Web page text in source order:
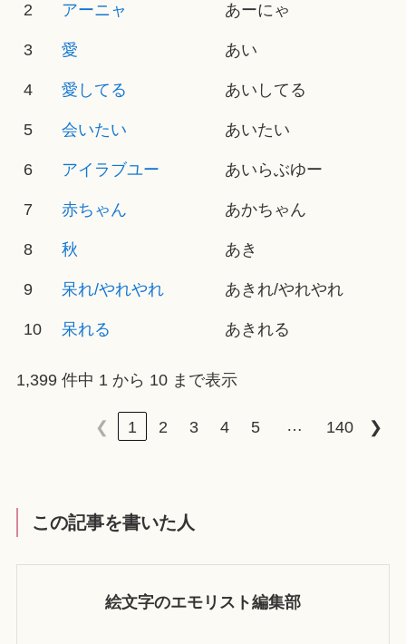
2 アーニャ あーにゃ
3 愛 あい
4 愛してる あいしてる
5 会いたい あいたい
6 アイラブユー あいらぶゆー
7 赤ちゃん あかちゃん
8 秋 あき
9 呆れ/やれやれ あきれ/やれやれ
10 呆れる あきれる
1,399 件中 1 から 10 まで表示
❮ 1 2 3 4 5 … 140 ❯
この記事を書いた人
絵文字のエモリスト編集部